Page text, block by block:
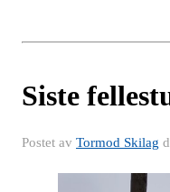
Siste
Postet av Tormod Skilag